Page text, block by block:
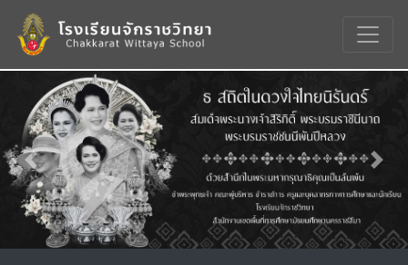
Previous Next